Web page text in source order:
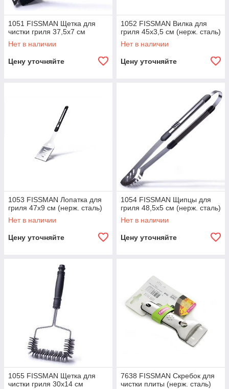
1051 FISSMAN Щетка для
чистки гриля 37,5x7 см
Нет в наличии
Цену уточняйте
1052 FISSMAN Вилка для
гриля 45х3,5 см (нерж. сталь)
Нет в наличии
Цену уточняйте
1053 FISSMAN Лопатка для
гриля 47х9 см (нерж. сталь)
Нет в наличии
Цену уточняйте
1054 FISSMAN Щипцы для
гриля 48,5х5 см (нерж. сталь)
Нет в наличии
Цену уточняйте
1055 FISSMAN Щетка для
чистки гриля 30x14 см
7638 FISSMAN Скребок для
чистки плиты (нерж. сталь)